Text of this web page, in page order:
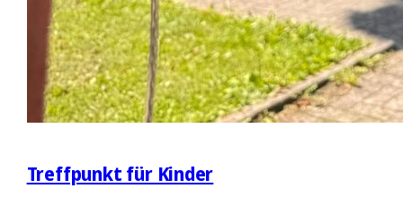
Treffpunkt für Kinder